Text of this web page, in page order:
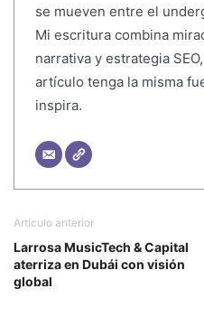
se mueven entre el
Mi escritura combina
narrativa y estrategia
artículo tenga la misma
inspira.
Artículo anterior
Larrosa MusicTech & Capital
aterriza en Dubái con visión
global